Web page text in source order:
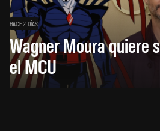
HACE 2 DÍAS
Wagner Moura quiere
el MCU